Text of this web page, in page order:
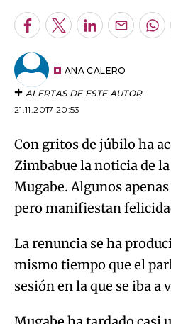
Facebook
TwitterLinkedInEnviar
ANA CALERO
ALERTAS DE ESTE AUTOR
21.11.2017 20:53
Con gritos de júbilo ha
Zimbabue la noticia de
Mugabe. Algunos
pero manifiestan
La renuncia se ha
mismo tiempo que el
sesión en la que se iba a